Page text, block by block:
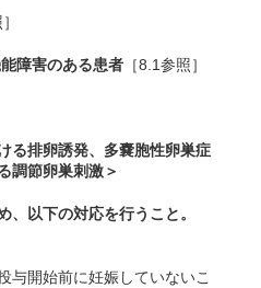
障害のある患者 ［8.1参照］
る排卵誘発、多嚢胞性卵巣症
調節卵巣刺激＞
、以下の対応を行うこと。
与開始前に妊娠していないこ